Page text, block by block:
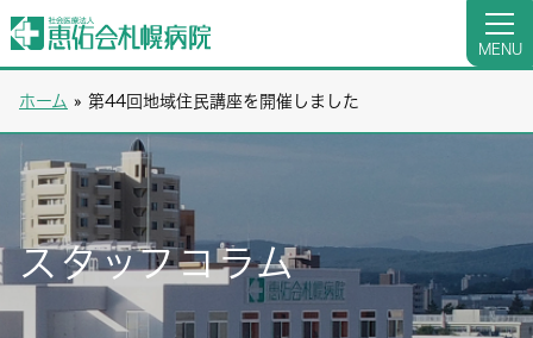
MENU
ホーム » 第44回地域住民講座を開催しました
スタッフコラム